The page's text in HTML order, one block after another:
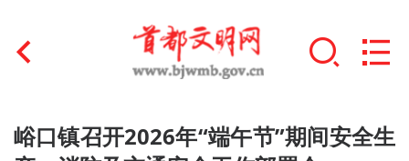
首页
峪口镇召开2026年“端午节”期间安全生